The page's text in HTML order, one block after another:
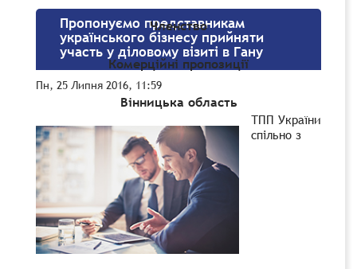
Членство
Комерційні пропозиції
Вінницька область
Пропонуємо представникам
українського бізнесу прийняти
участь у діловому візиті в Гану
Пн, 25 Липня 2016, 11:59
ТПП України
спільно з